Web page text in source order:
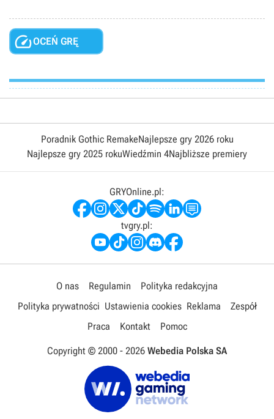
OCEŃ GRĘ
Poradnik Gothic RemakeNajlepsze gry 2026 roku
Najlepsze gry 2025 rokuWiedźmin 4Najbliższe premiery
GRYOnline.pl:
tvgry.pl:
O nas Regulamin
Polityka redakcyjna
Polityka prywatności Ustawienia cookies Reklama
Zespół
Praca
Kontakt Pomoc
Copyright © 2000 - 2026 Webedia Polska SA